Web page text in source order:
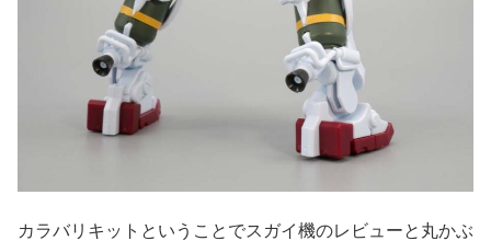
カラバリキットということでスガイ機のレビューと丸かぶ